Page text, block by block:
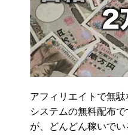
アフィリエイトで無
システムの無料配布
が、どんどん稼いで